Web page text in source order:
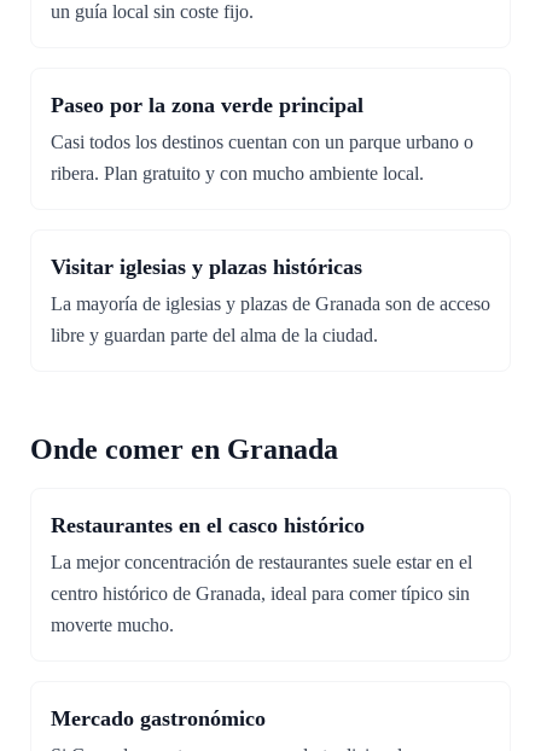
un guía local sin coste fijo.
Paseo por la zona verde principal
Casi todos los destinos cuentan con un parque urbano o
ribera. Plan gratuito y con mucho ambiente local.
Visitar iglesias y plazas históricas
La mayoría de iglesias y plazas de Granada son de acceso
libre y guardan parte del alma de la ciudad.
Onde comer en Granada
Restaurantes en el casco histórico
La mejor concentración de restaurantes suele estar en el
centro histórico de Granada, ideal para comer típico sin
moverte mucho.
Mercado gastronómico